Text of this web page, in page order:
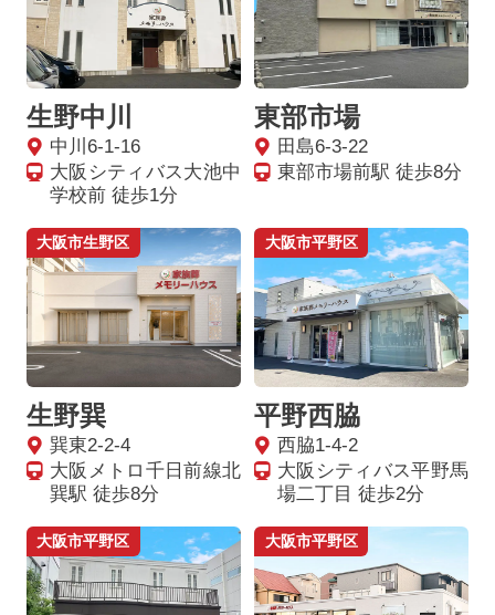
生野中川
中川6-1-16
大阪シティバス大池中
学校前 徒歩1分
東部市場
田島6-3-22
東部市場前駅 徒歩8分
大阪市生野区
生野巽
巽東2-2-4
大阪メトロ千日前線北
巽駅 徒歩8分
大阪市平野区
平野西脇
西脇1-4-2
大阪シティバス平野馬
場二丁目 徒歩2分
大阪市平野区 大阪市平野区